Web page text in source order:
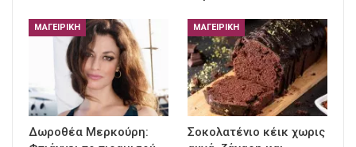
ΜΑΓΕΙΡΙΚΉ
Δωροθέα Μερκούρη:
ΜΑΓΕΙΡΙΚΉ
Σοκολατένιο κέικ χωρις